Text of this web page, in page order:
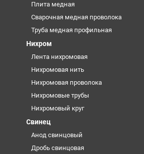
Плита медная
Сварочная медная проволока
Труба медная профильная
Нихром
Лента нихромовая
Нихромовая нить
Нихромовая проволока
Нихромовые трубы
Нихромовый круг
Свинец
Анод свинцовый
Дробь свинцовая